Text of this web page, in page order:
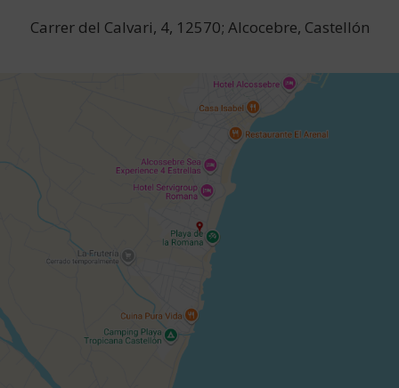
Carrer del Calvari, 4, 12570; Alcocebre, Castellón